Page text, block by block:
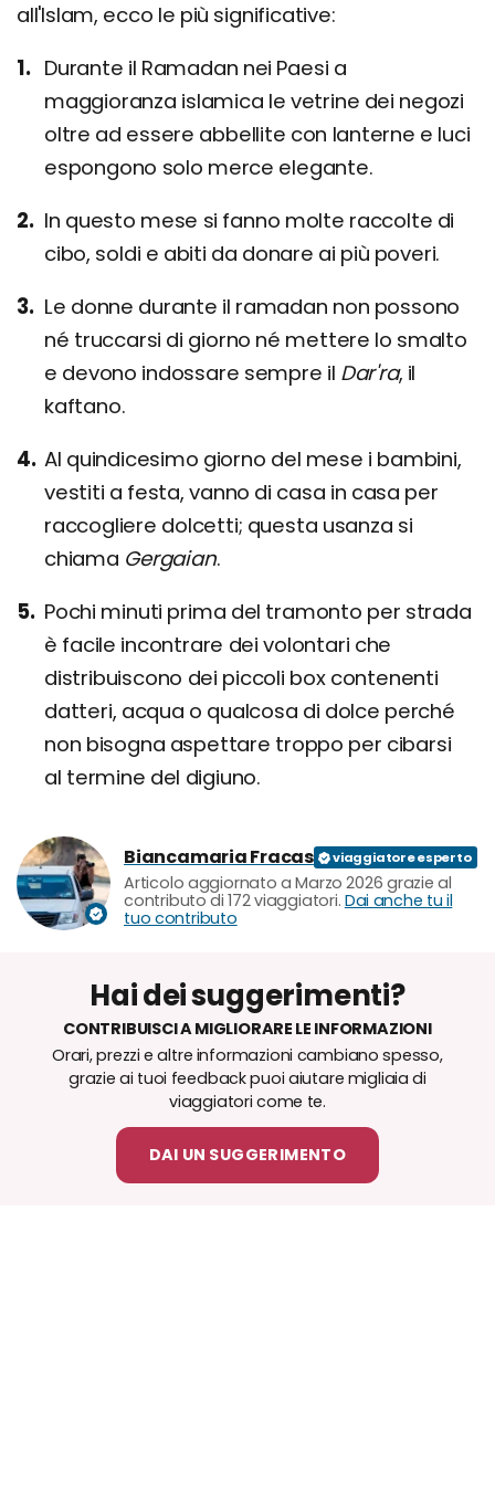
all'Islam, ecco le più significative:
Durante il Ramadan nei Paesi a
maggioranza islamica le vetrine dei negozi
oltre ad essere abbellite con lanterne e luci
espongono solo merce elegante.
In questo mese si fanno molte raccolte di
cibo, soldi e abiti da donare ai più poveri.
Le donne durante il ramadan non possono
né truccarsi di giorno né mettere lo smalto
e devono indossare sempre il Dar'ra, il
kaftano.
Al quindicesimo giorno del mese i bambini,
vestiti a festa, vanno di casa in casa per
raccogliere dolcetti; questa usanza si
chiama Gergaian.
Pochi minuti prima del tramonto per strada
è facile incontrare dei volontari che
distribuiscono dei piccoli box contenenti
datteri, acqua o qualcosa di dolce perché
non bisogna aspettare troppo per cibarsi
al termine del digiuno.
Biancamaria Fracas
Articolo aggiornato a Marzo 2026 grazie al
contributo di 172 viaggiatori. Dai anche tu il
tuo contributo
Hai dei suggerimenti?
CONTRIBUISCI A MIGLIORARE LE INFORMAZIONI
Orari, prezzi e altre informazioni cambiano spesso,
grazie ai tuoi feedback puoi aiutare migliaia di
viaggiatori come te.
DAI UN SUGGERIMENTO